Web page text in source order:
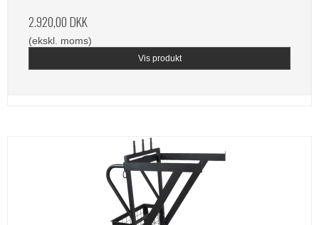
2.920,00 DKK
(ekskl. moms)
Vis produkt